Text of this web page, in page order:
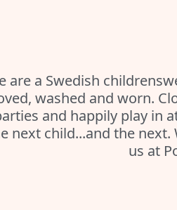
are a Swedish
washed and worn.
and happily play in
next child...and the
us at